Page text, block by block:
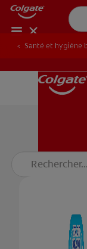
Santé et hygiène